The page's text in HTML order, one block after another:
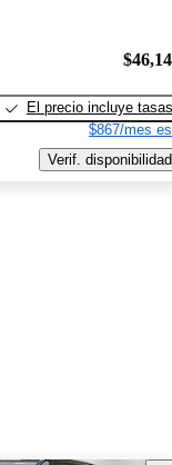
El precio incluye tasas
$867/mes
Verif. disponibilidad